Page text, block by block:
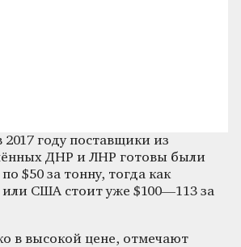
2017 году поставщики из
ДНР и ЛНР готовы были
$50 за тонну, тогда как
США стоит уже $100—113 за
в высокой цене, отмечают